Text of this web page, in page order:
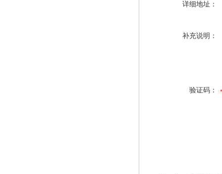
详细地址：
补充说明：
验证码：